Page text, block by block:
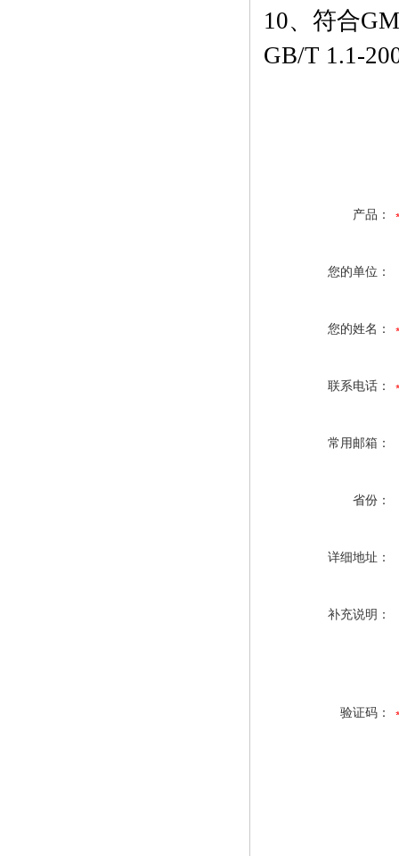
10、 符合
GB/T 1.1-
产品：
您的单位：
您的姓名：
联系电话：
常用邮箱：
省份：
详细地址：
补充说明：
验证码：